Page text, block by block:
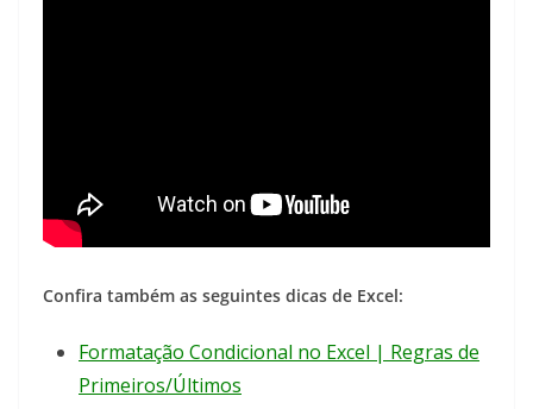
Confira também as seguintes dicas de Excel:
Formatação Condicional no Excel | Regras de
Primeiros/Últimos